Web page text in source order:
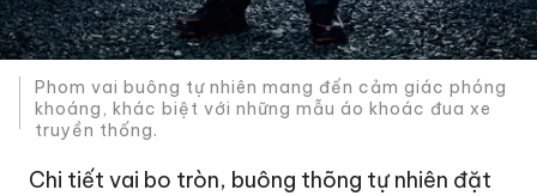
Phom vai buông tự nhiên mang đến cảm giác phóng
khoáng, khác biệt với những mẫu áo khoác đua xe
truyền thống.
Chi tiết vai bo tròn, buông thõng tự nhiên đặt